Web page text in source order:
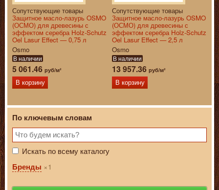
Сопутствующие товары
Защитное масло-лазурь OSMO
(ОСМО) для древесины с
эффектом серебра Holz-Schutz
Oel Lasur Effect — 0,75 л
Osmo
В наличии
5 061.46 руб/м²
В корзину
Сопутствующие товары
Защитное масло-лазурь OSMO
(ОСМО) для древесины с
эффектом серебра Holz-Schutz
Oel Lasur Effect — 2,5 л
Osmo
В наличии
13 957.36 руб/м²
В корзину
По ключевым словам
Искать по всему каталогу
Бренды
1